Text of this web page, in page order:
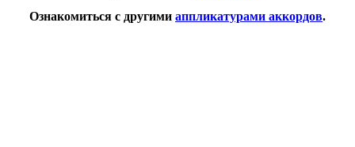
Ознакомиться с другими аппликатурами аккордов.